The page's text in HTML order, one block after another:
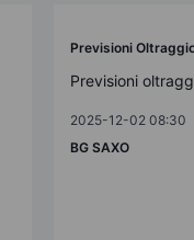
Previsioni
Previsioni
2025-12-02 08:30
BG SAXO